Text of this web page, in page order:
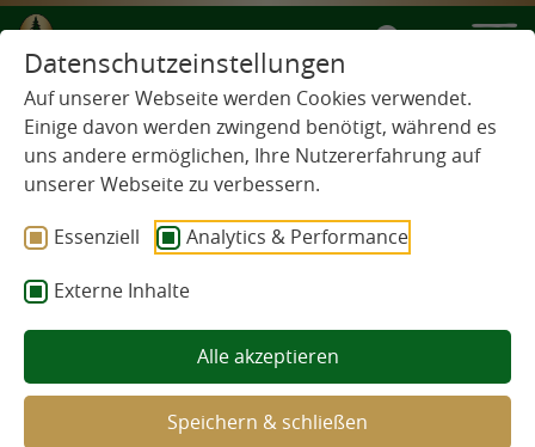
Datenschutzeinstellungen
Auf unserer Webseite werden Cookies verwendet.
Einige davon werden zwingend benötigt, während es
uns andere ermöglichen, Ihre Nutzererfahrung auf
unserer Webseite zu verbessern.
Essenziell
Analytics & Performance
Externe Inhalte
Alle akzeptieren
Speichern & schließen